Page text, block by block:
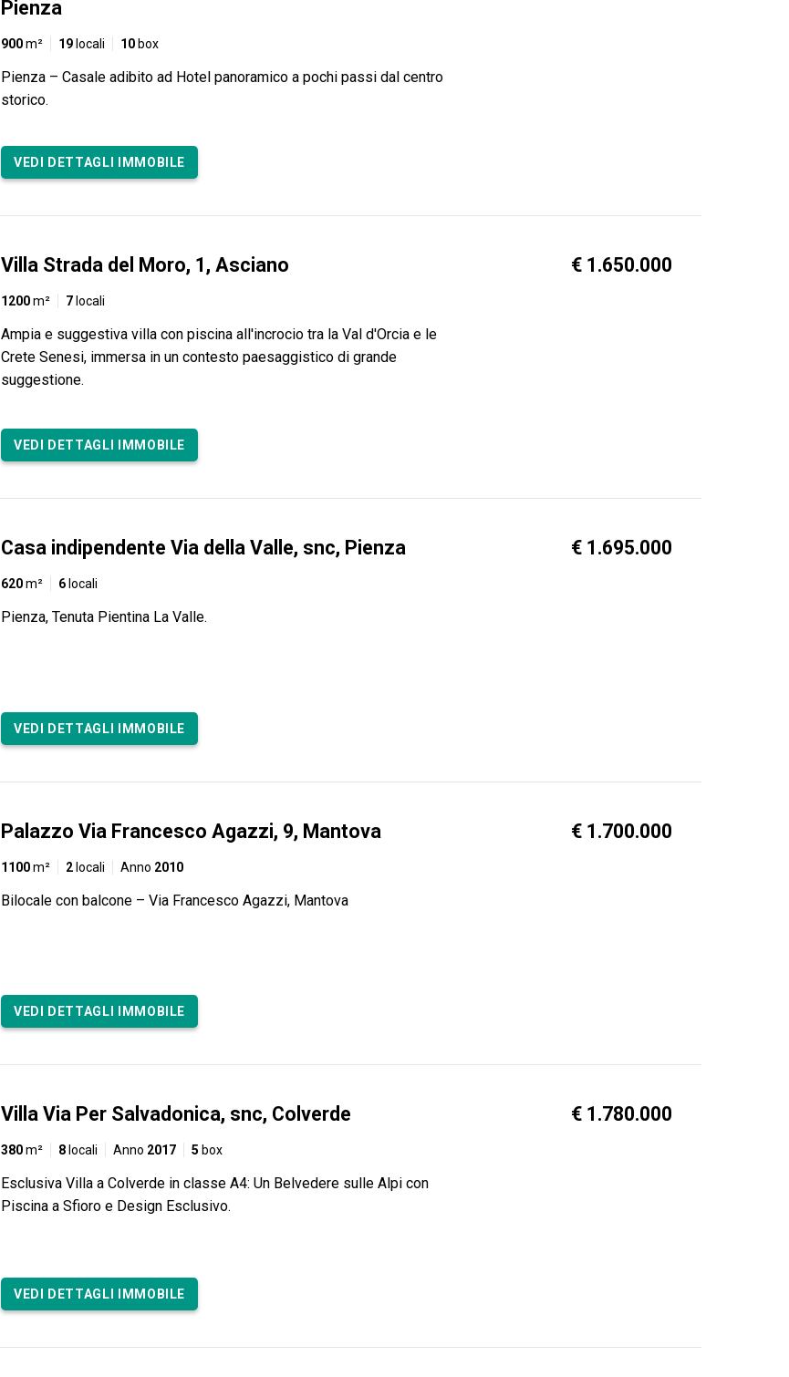
Pienza
900m² 19 locali 10 box
Pienza – Casale adibito ad Hotel panoramico a pochi passi dal centro
storico.
VEDI DETTAGLI IMMOBILE
Villa Strada del Moro, 1, Asciano
1200m² 7 locali
€ 1.650.000
Ampia e suggestiva villa con piscina all'incrocio tra la Val d'Orcia e le
Crete Senesi, immersa in un contesto paesaggistico di grande
suggestione.
VEDI DETTAGLI IMMOBILE
Casa indipendente Via della Valle, snc, Pienza
620m² 6 locali
€ 1.695.000
Pienza, Tenuta Pientina La Valle.
VEDI DETTAGLI IMMOBILE
Palazzo Via Francesco Agazzi, 9, Mantova
1100m² 2locali Anno 2010
€ 1.700.000
Bilocale con balcone – Via Francesco Agazzi, Mantova
VEDI DETTAGLI IMMOBILE
Villa Via Per Salvadonica, snc, Colverde
380m² 8 locali Anno 2017 5 box
€ 1.780.000
Esclusiva Villa a Colverde in classe A4: Un Belvedere sulle Alpi con
Piscina a Sfioro e Design Esclusivo.
VEDI DETTAGLI IMMOBILE